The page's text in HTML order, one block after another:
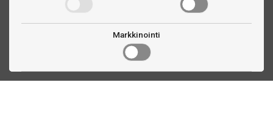
Markkinointi